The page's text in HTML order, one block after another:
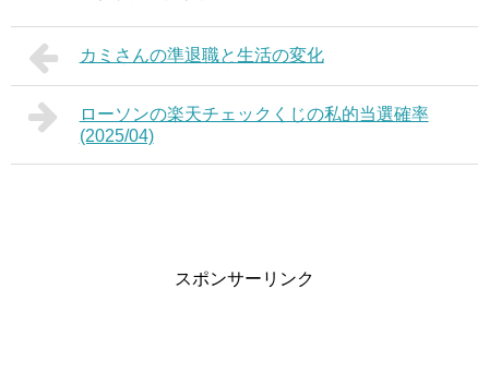
カミさんの準退職と生活の変化
ローソンの楽天チェックくじの私的当選確率
(2025/04)
スポンサーリンク